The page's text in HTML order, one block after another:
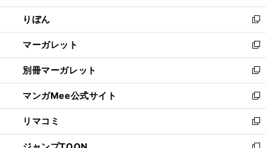
開
く
ウ
で
開
く
ン
ド
ウ
で
開
く
ウ
ィ
ン
ド
ウ
で
開
く
りぼん
新
し
い
ウ
ィ
ン
ド
ウ
で
開
マーガレット
新
し
い
ウ
ィ
ン
ド
ウ
別冊マーガレット
新
し
い
ウ
ィ
ン
マンガMee公式サイト
新
し
い
ウ
リマコミ
新
し